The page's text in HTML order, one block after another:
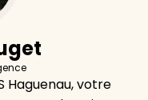
Haguenau, votre